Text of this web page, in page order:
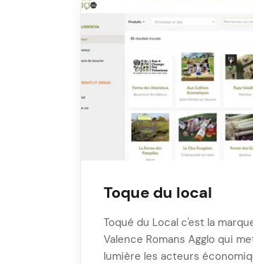
Toque du local
Toqué du Local c'est la
Valence Romans Agglo qui
lumière les acteurs